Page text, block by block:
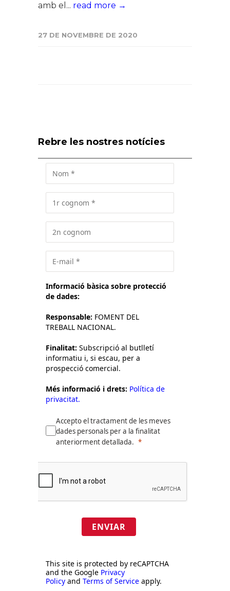
amb el... read more →
27 DE NOVEMBRE DE 2020
Rebre les nostres notícies
Informació bàsica sobre protecció
de dades:
Responsable: FOMENT DEL
TREBALL NACIONAL.
Finalitat: Subscripció al butlletí
informatiu i, si escau, per a
prospecció comercial.
Més informació i drets: Política de
privacitat.
Accepto el tractament de les meves
dades personals per a la finalitat
anteriorment detallada.
ENVIAR
This site is protected by reCAPTCHA
and the Google Privacy
Policy and Terms of Service apply.